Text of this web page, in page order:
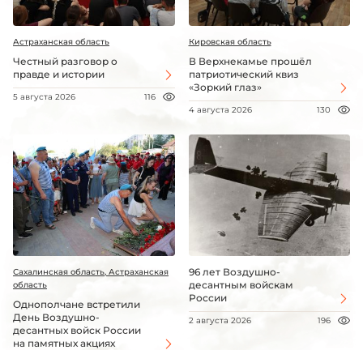
Астраханская область
Честный разговор о
правде и истории
5 августа 2026 116
Кировская область
В Верхнекамье прошёл
патриотический квиз
«Зоркий глаз»
4 августа 2026 130
Сахалинская область, Астраханская
область
Однополчане встретили
День Воздушно-
десантных войск России
на памятных акциях
96 лет Воздушно-
десантным войскам
России
2 августа 2026 196